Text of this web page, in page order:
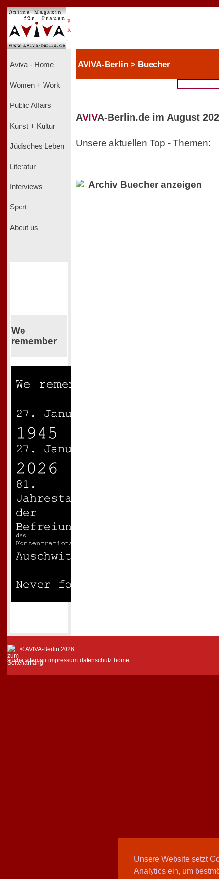
Unsere Website setzt
Analytics ein, um
P
R
Aviva - Home
Women + Work
Public Affairs
Kunst + Kultur
Jüdisches Leben
Literatur
Interviews
Sport
About us
We
remember
AVIVA-Berlin > Buecher
AVIVA-Berlin.de im August
Unsere aktuellen Top - Themen:
Archiv Buecher anzeigen
© AVIVA-Berlin 2026
suche sitemap impressum datenschutz home